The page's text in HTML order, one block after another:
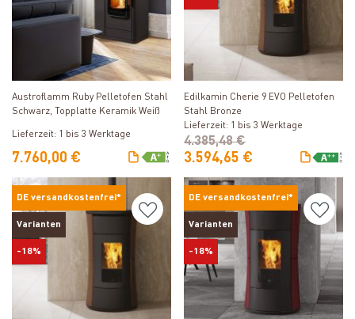
Produkt ansehen
Austroflamm Ruby Pelletofen Stahl
Schwarz, Topplatte Keramik Weiß
Lieferzeit: 1 bis 3 Werktage
7.760,00 €
Produkt ansehen
Edilkamin Cherie 9 EVO Pelletofen
Stahl Bronze
Lieferzeit: 1 bis 3 Werktage
3.594,65 €
4.385,48 €
DE versandkostenfrei*
Varianten
-18%
DE versandkostenfrei*
Varianten
-18%